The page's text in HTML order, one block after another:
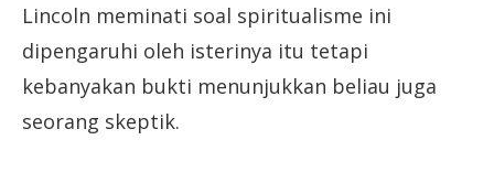
Lincoln meminati soal spiritualisme ini
dipengaruhi oleh isterinya itu tetapi
kebanyakan bukti menunjukkan beliau juga
seorang skeptik.